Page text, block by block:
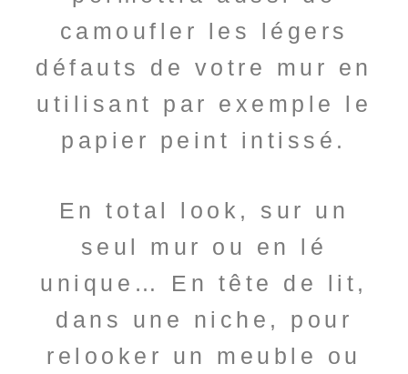
camoufler les légers
défauts de votre mur en
utilisant par exemple le
papier peint intissé.
En total look, sur un
seul mur ou en lé
unique… En tête de lit,
dans une niche, pour
relooker un meuble ou